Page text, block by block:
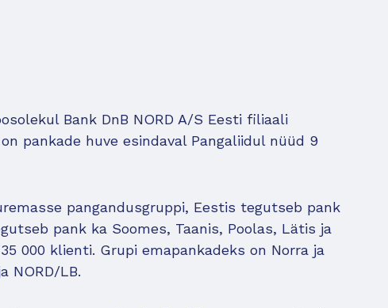
Bank DnB NORD A/S Eesti filiaali
pankade huve esindaval Pangaliidul nüüd 9
pangandusgruppi, Eestis tegutseb pank
pank ka Soomes, Taanis, Poolas, Lätis ja
000 klienti. Grupi emapankadeks on Norra ja
NORD/LB.